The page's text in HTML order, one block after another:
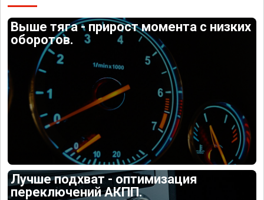
Выше тяга - прирост момента с низких
оборотов.
Лучше подхват - оптимизация
переключений АКПП.